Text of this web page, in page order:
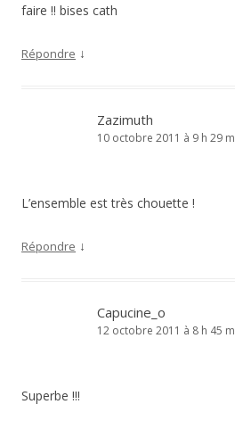
faire !! bises cath
Répondre ↓
Zazimuth
10 octobre 2011 à 9 h 29
L’ensemble est très chouette !
Répondre ↓
Capucine_o
12 octobre 2011 à 8 h 45
Superbe !!!